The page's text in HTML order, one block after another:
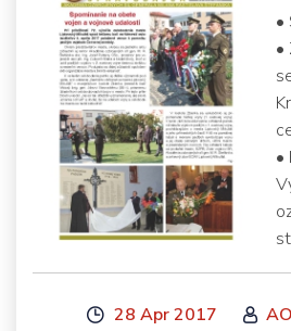
•
•
•
28 Apr 2017